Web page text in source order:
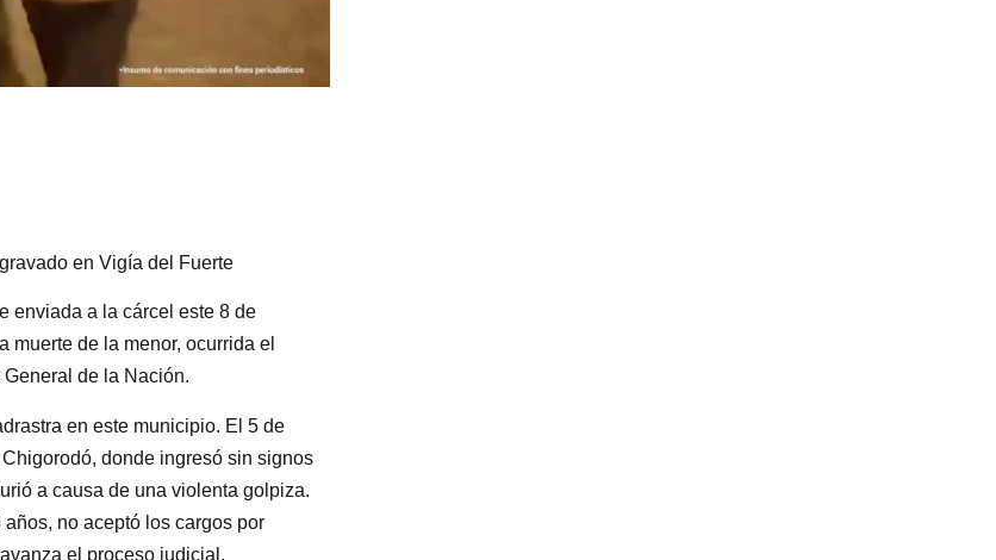
en Vigía del Fuerte
enviada a la cárcel este 8 de
de la menor, ocurrida el
de la Nación.
en este municipio. El 5 de
donde ingresó sin signos
a causa de una violenta golpiza.
no aceptó los cargos por
el proceso judicial.